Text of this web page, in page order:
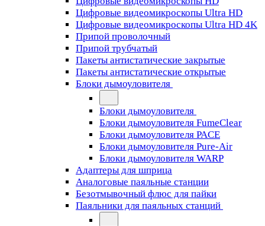
Цифровые видеомикроскопы Ultra HD
Цифровые видеомикроскопы Ultra HD 4K
Припой проволочный
Припой трубчатый
Пакеты антистатические закрытые
Пакеты антистатические открытые
Блоки дымоуловителя
Блоки дымоуловителя
Блоки дымоуловителя FumeClear
Блоки дымоуловителя PACE
Блоки дымоуловителя Pure-Air
Блоки дымоуловителя WARP
Адаптеры для шприца
Аналоговые паяльные станции
Безотмывочный флюс для пайки
Паяльники для паяльных станций